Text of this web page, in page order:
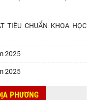
2025
2025
PHƯƠNG